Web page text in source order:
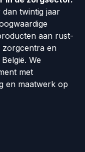
twintig jaar
aan rust-
en
We
met
en maatwerk op